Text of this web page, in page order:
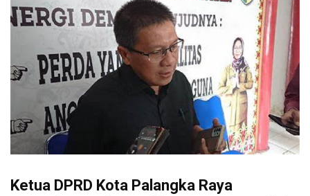
Ketua DPRD Kota Palangka Raya